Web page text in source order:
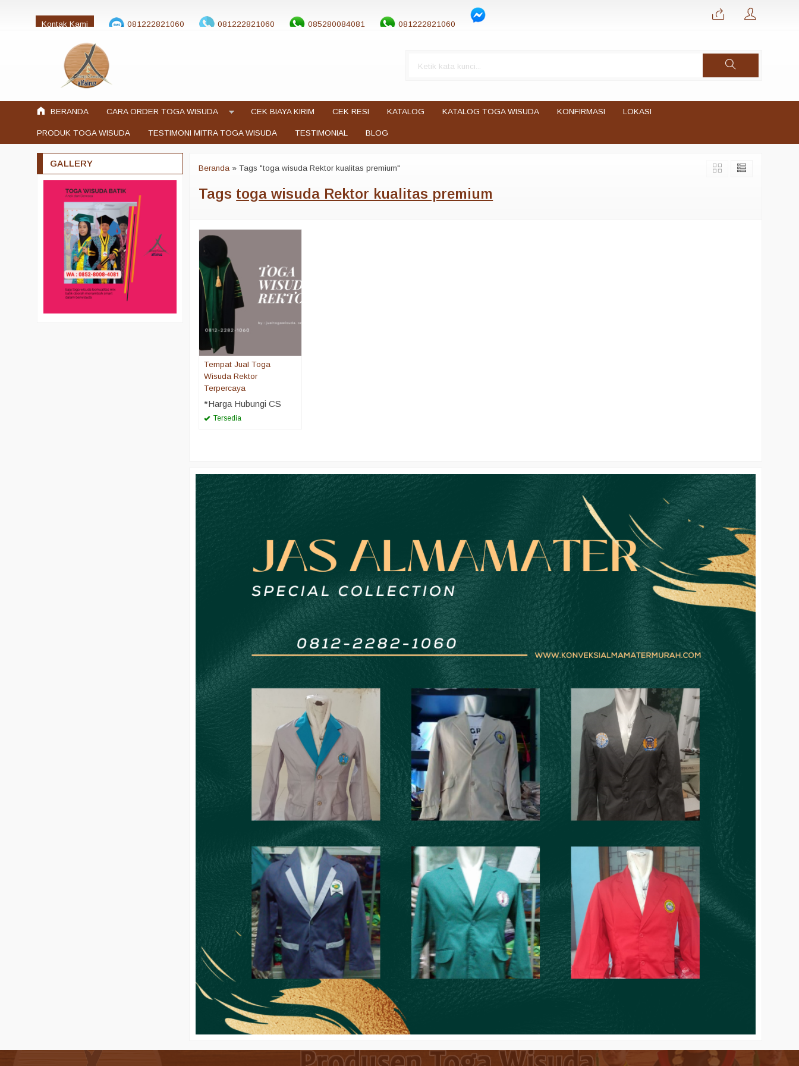
Kontak Kami 081222821060 081222821060 085280084081 081222821060
jualtogawisuda@gmail.com
BERANDA CARA ORDER TOGA WISUDA CEK BIAYA KIRIM CEK RESI KATALOG KATALOG TOGA WISUDA KONFIRMASI LOKASI
PRODUK TOGA WISUDA TESTIMONI MITRA TOGA WISUDA TESTIMONIAL BLOG
Beranda »Tags "toga wisuda Rektor kualitas premium"
Tags toga wisuda Rektor kualitas premium
Tempat Jual Toga
Wisuda Rektor
Terpercaya
*Harga Hubungi CS
Tersedia
GALLERY